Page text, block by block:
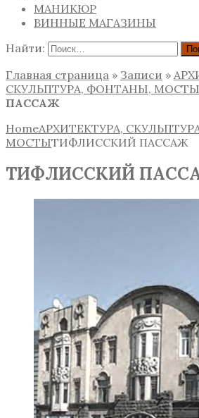
МАНИКЮР
ВИННЫЕ МАГАЗИНЫ
Найти:
Главная страница » Записи »
СКУЛЬПТУРА, ФОНТАНЫ, МОСТЫ
ПАССАЖ
HomeАРХИТЕКТУРА,
МОСТЫТИФЛИССКИЙ ПАССАЖ
ТИФЛИССКИЙ